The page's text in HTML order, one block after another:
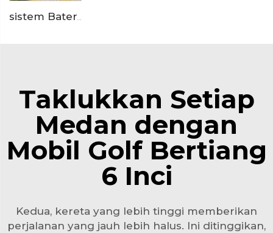
Taklukkan Setiap
Medan dengan
Mobil Golf Bertiang
6 Inci
Kedua, kereta yang lebih tinggi memberikan
perjalanan yang jauh lebih halus. Ini ditinggikan,